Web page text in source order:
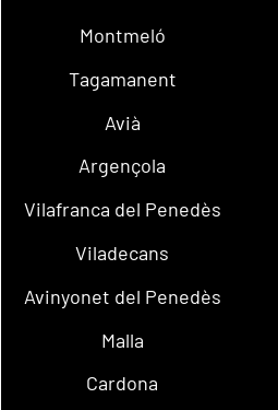
Montmeló
Tagamanent
Avià
Argençola
Vilafranca del Penedès
Viladecans
Avinyonet del Penedès
Malla
Cardona